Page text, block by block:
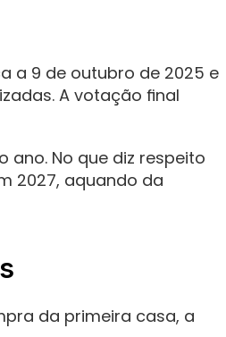
a 9 de outubro de 2025 e
A votação final
ano. No que diz respeito
2027, aquando da
da primeira casa, a